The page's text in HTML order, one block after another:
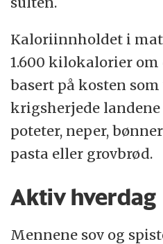
Kaloriinnholdet i
1.600 kilokalorier om
basert på kosten
krigsherjede landene
poteter, neper,
pasta eller grovbrød.
Aktiv hverdag
Mennene sov og